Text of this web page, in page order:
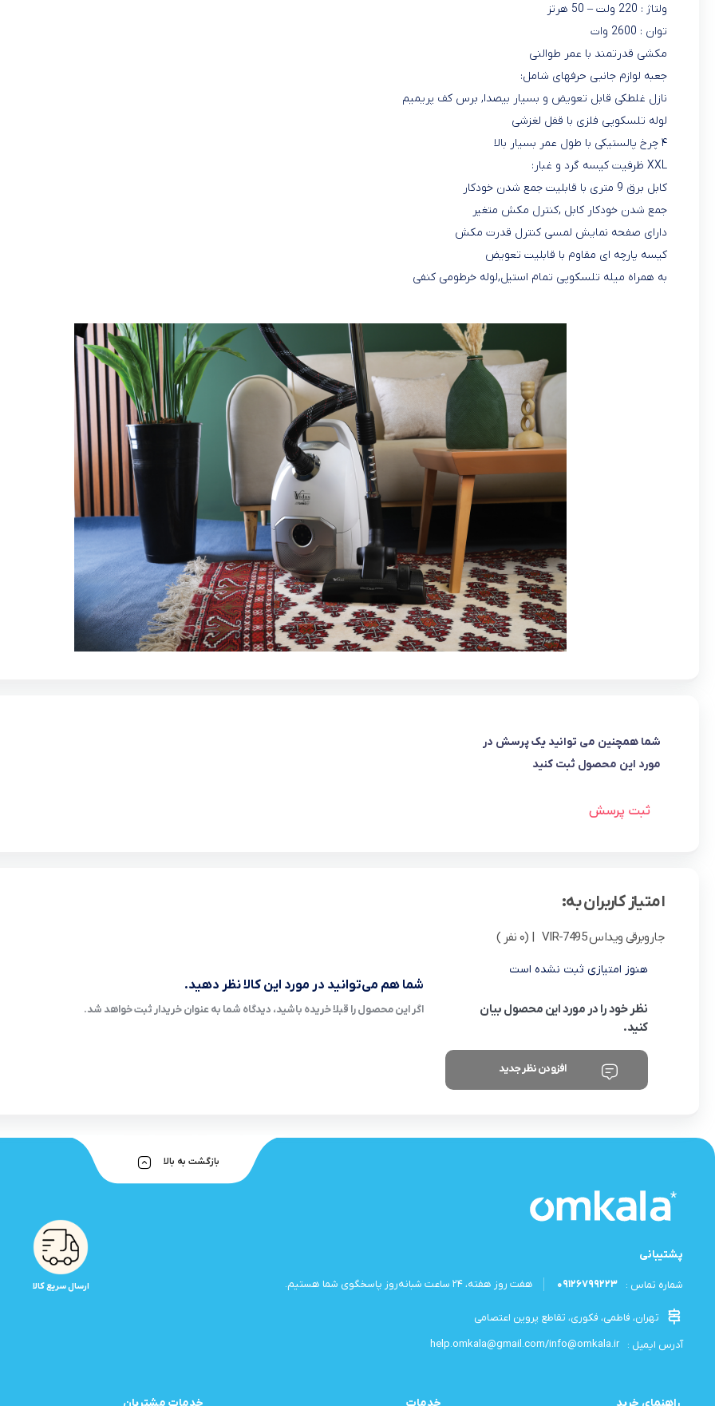
ولتاژ : 220 ولت – 50 هرتز
توان : 2600 وات
مکشی قدرتمند با عمر طوالنی
جعبه لوازم جانبی حرفهای شامل:
نازل غلطکی قابل تعویض و بسیار بیصدا, برس کف پریمیم
لوله تلسکوپی فلزی با قفل لغزشی
۴ چرخ پالستیکی با طول عمر بسیار بالا
XXL ظرفیت کیسه گرد و غبار:
کابل برق 9 متری با قابلیت جمع شدن خودکار
جمع شدن خودکار کابل ,کنترل مکش متغیر
دارای صفحه نمایش لمسی کنترل قدرت مکش
کیسه پارچه ای مقاوم با قابلیت تعویض
به همراه میله تلسکوپی تمام استیل,لوله خرطومی کنفی
شما همچنین می توانید یک پرسش در
مورد این محصول ثبت کنید
ثبت پرسش
امتیاز کاربران به:
جاروبرقی ویداس VIR-7495 | (0 نفر )
هنوز امتیازی ثبت نشده است
نظر خود را در مورد این محصول بیان
کنید.
افزودن نظر جدید
شما هم می‌توانید در مورد این کالا نظر دهید.
اگر این محصول را قبلا خریده باشید، دیدگاه شما به عنوان خریدار ثبت خواهد شد.
بازگشت به بالا
پشتیبانی
شماره تماس : 09126799223 هفت روز هفته، ۲۴ ساعت شبانه‌روز پاسخگوی شما هستیم.
تهران، فاطمی، فکوری، تقاطع پروین اعتصامی
آدرس ایمیل :
help.omkala@gmail.com/info@omkala.ir
ارسال سریع کالا